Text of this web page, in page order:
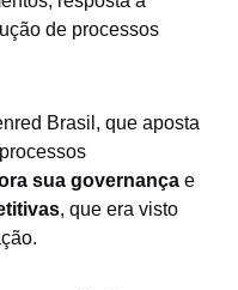
de processos
Brasil, que aposta
sua governança e
, que era visto